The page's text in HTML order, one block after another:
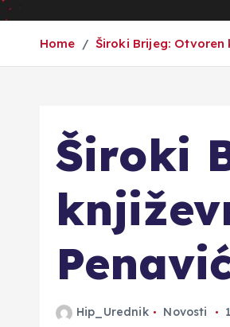
Home Široki Brijeg: Otvoren
Široki
Hip_Urednik Novosti